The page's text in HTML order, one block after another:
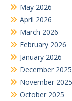
May 2026
April 2026
March 2026
February 2026
January 2026
December 2025
November 2025
October 2025